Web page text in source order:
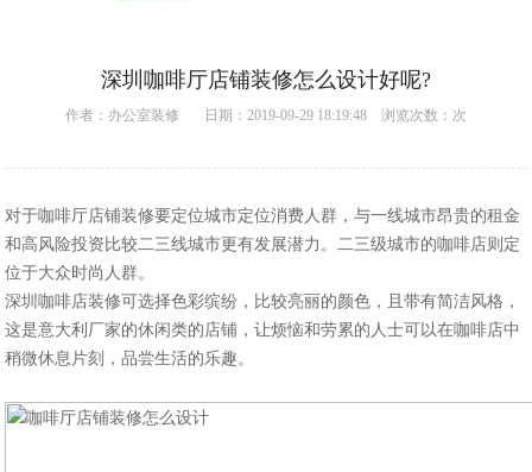
深圳咖啡厅店铺装修怎么设计好呢?
作者： 办公室装修 日期：2019-09-29 18:19:48 浏览次数： 次
对于咖啡厅店铺装修要定位城市定位消费人群，与一线城市昂贵的租金
和高风险投资比较二三线城市更有发展潜力。二三级城市的咖啡店则定
位于大众时尚人群。
深圳咖啡店装修可选择色彩缤纷，比较亮丽的颜色，且带有简洁风格，
这是意大利厂家的休闲类的店铺，让烦恼和劳累的人士可以在咖啡店中
稍微休息片刻，品尝生活的乐趣。